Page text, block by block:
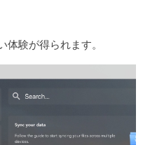
体験が得られます。